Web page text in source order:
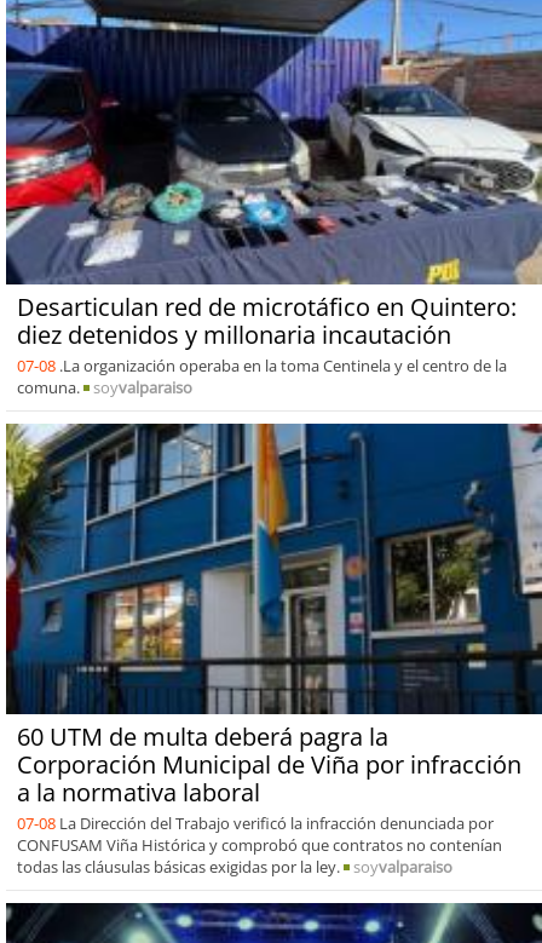
Desarticulan red de microtáfico en Quintero:
diez detenidos y millonaria incautación
07-08 .La organización operaba en la toma Centinela y el centro de la
comuna.
soyvalparaiso
60 UTM de multa deberá pagra la
Corporación Municipal de Viña por infracción
a la normativa laboral
07-08 La Dirección del Trabajo verificó la infracción denunciada por
CONFUSAM Viña Histórica y comprobó que contratos no contenían
todas las cláusulas básicas exigidas por la ley.
soyvalparaiso